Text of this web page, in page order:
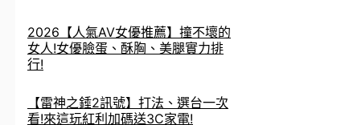
2026【人氣AV女優推薦】撞不壞的
女人!女優臉蛋、酥胸、美腿實力排
行!
【雷神之錘2訊號】打法、選台一次
看!來這玩紅利加碼送3C家電!